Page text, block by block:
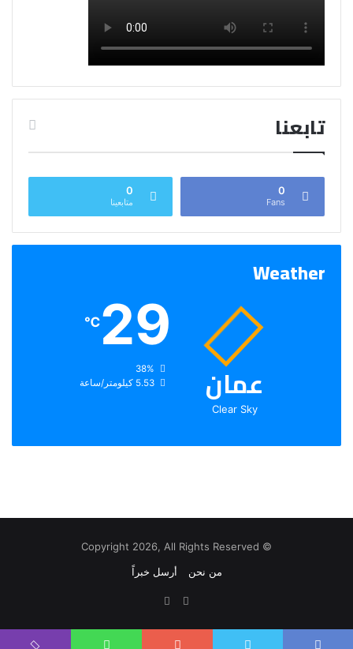
تابعنا
0
Fans
0
متابعينا
Weather
عمان
Clear Sky
29
℃
الرطوبة:
الرياح:5.53 كيلومتر/ساعة
© Copyright 2026, All Rights Reserved
من نحن
أرسل خبراً